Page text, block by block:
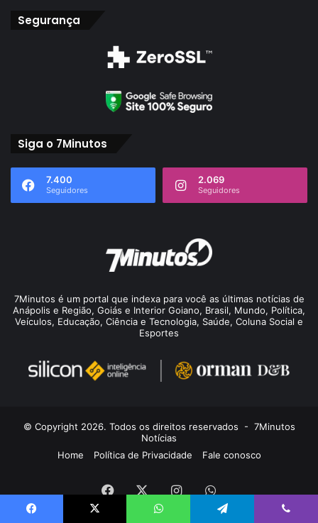
Segurança
Siga o 7Minutos
7.400
Seguidores
2.069
Seguidores
7Minutos é um portal que indexa para você as últimas notícias de
Anápolis e Região, Goiás e Interior Goiano, Brasil, Mundo, Política,
Veículos, Educação, Ciência e Tecnologia, Saúde, Coluna Social e
Esportes
© Copyright 2026. Todos os direitos reservados - 7Minutos
Notícias
Home
Política de Privacidade Fale conosco
Facebook InstagramWhatsApp